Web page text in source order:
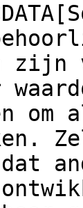
zijn
om
dat